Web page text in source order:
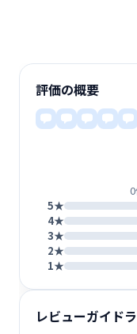
評価の概要
5★
4★
3★
2★
1★
レビューガイド